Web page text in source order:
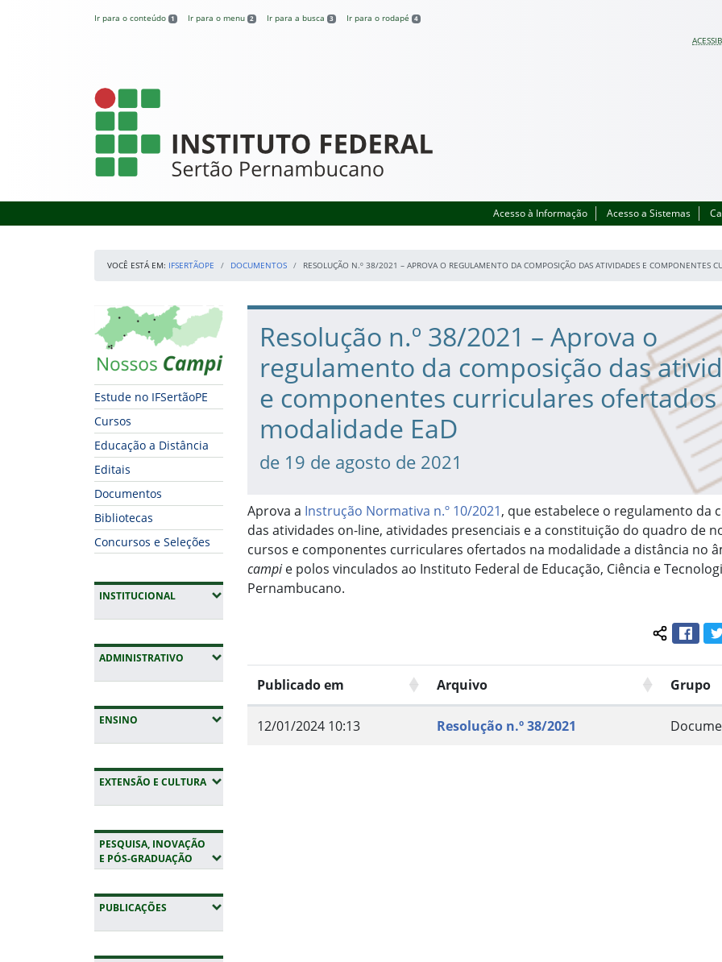
Ir para o conteúdo 1 Ir para o menu 2 Ir para a busca 3 Ir para o rodapé 4
IFSertãoPE
Acesso à Informação Acesso a Sistemas
VOCÊ ESTÁ EM: IFSERTÃOPE DOCUMENTOS RESOLUÇÃO N.º 38/2021 – APROVA O REGULAMENTO DA COMPOSIÇÃO DAS ATIVIDADES E COMPONENTES
Início da navegação
Mapa Campi
Estude no IFSertãoPE
Cursos
Educação a Distância
Editais
Documentos
Bibliotecas
Concursos e Seleções
INSTITUCIONAL(EXPANDIR SUBMENUS)
ADMINISTRATIVO (EXPANDIR SUBMENUS)
ENSINO (EXPANDIR SUBMENUS)
EXTENSÃO E CULTURA(EXPANDIR SUBMENUS)
PESQUISA, INOVAÇÃO
E PÓS-GRADUAÇÃO (EXPANDIR SUBMENUS)
PUBLICAÇÕES (EXPANDIR SUBMENUS)
Início do conteúdo
Resolução n.º 38/2021 – Aprova o
regulamento da composição das
e componentes curriculares
modalidade EaD
de 19 de agosto de 2021
Aprova a Instrução Normativa n.º 10/2021, que estabelece o regulamento da
das atividades on-line, atividades presenciais e a constituição do quadro de
cursos e componentes curriculares ofertados na modalidade a distância no
campie polos vinculados ao Instituto Federal de Educação, Ciência e
Pernambucano.
Publicado em Arquivo Grupo
12/01/2024 10:13 Resolução n.º 38/2021